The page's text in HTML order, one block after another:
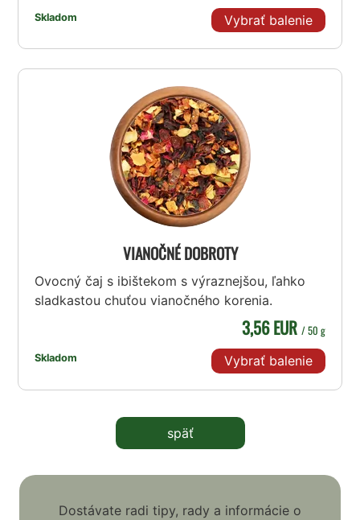
Skladom Vybrať balenie
VIANOČNÉ DOBROTY
Ovocný čaj s ibištekom s výraznejšou, ľahko
sladkastou chuťou vianočného korenia.
Skladom
3,56 EUR / 50 g
Vybrať balenie
späť
Dostávate radi tipy, rady a informácie o